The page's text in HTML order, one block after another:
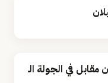
في الجولة الـ